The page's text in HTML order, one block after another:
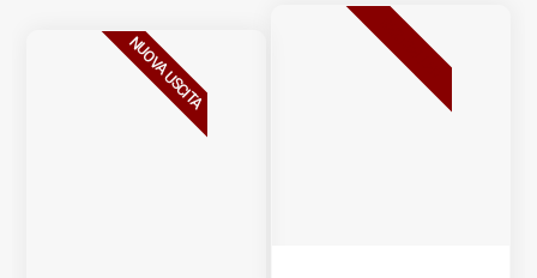
NUOVA USCITA BESTSELLER